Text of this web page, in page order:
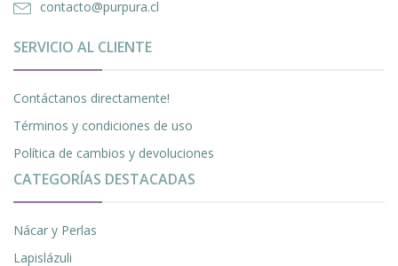
contacto@purpura.cl
SERVICIO AL CLIENTE
Contáctanos directamente!
Términos y condiciones de uso
Política de cambios y devoluciones
CATEGORÍAS DESTACADAS
Nácar y Perlas
Lapislázuli